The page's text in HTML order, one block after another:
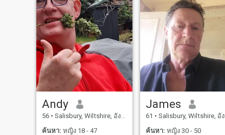
Andy
56 • Salisbury, Wiltshire, อังกฤษ
ค้นหา: หญิง 18 - 47
James
61 • Salisbury, Wiltshire, อังกฤษ
ค้นหา: หญิง 30 - 50